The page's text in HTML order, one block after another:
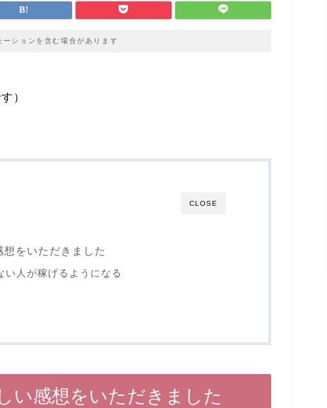
ーションを含む場合があります
）
CLOSE
をいただきました
い人が稼げるようになる
い感想をいただきました